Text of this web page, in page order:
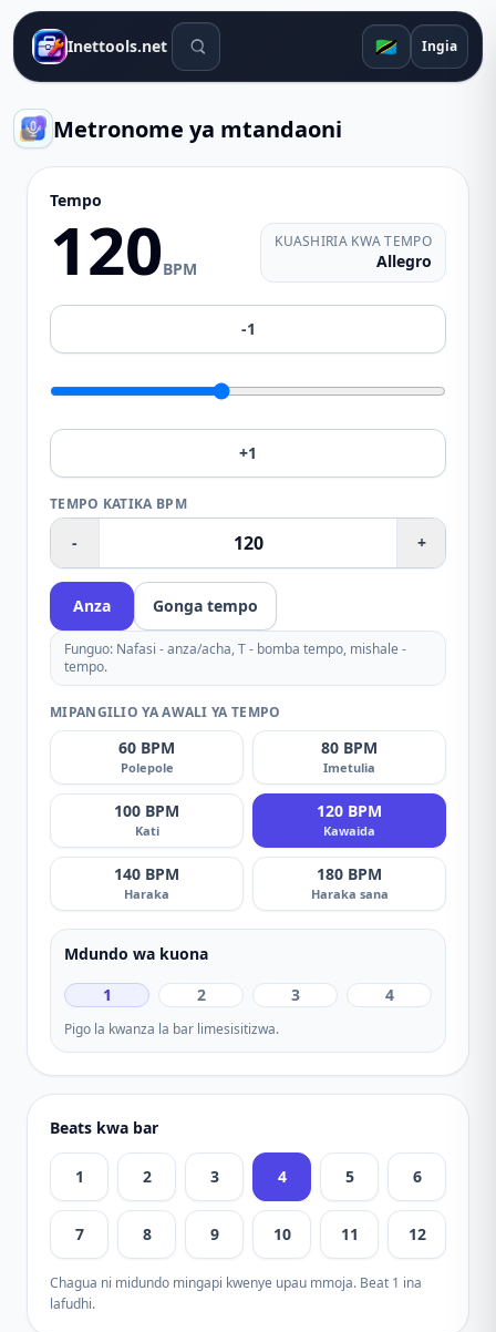
Inettools.net Zana za utafutaji 🇹🇿 Ingia
Metronome ya mtandaoni
Tempo
120BPM
KUASHIRIA KWA TEMPO
Allegro
-1
+1
TEMPO KATIKA BPM
- +
Anza Gonga tempo
Funguo: Nafasi - anza/acha, T - bomba tempo, mishale -
tempo.
MIPANGILIO YA AWALI YA TEMPO
60 BPM
Polepole
80 BPM
Imetulia
100 BPM
Kati
120 BPM
Kawaida
140 BPM
Haraka
180 BPM
Haraka sana
Mdundo wa kuona
1
2 3 4
Pigo la kwanza la bar limesisitizwa.
Beats kwa bar
1 2 3 4 5 6
7 8 9 10 11 12
Chagua ni midundo mingapi kwenye upau mmoja. Beat 1 ina
lafudhi.